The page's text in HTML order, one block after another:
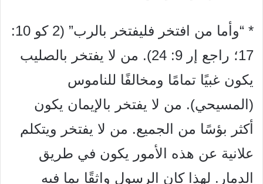
* “وأما من افتخر فليفتخر بالرب” (2 كو 10:
17؛ راجع إر 9: 24). من لا يفتخر بالصليب
يكون غبيًا تمامًا ومخالفًا للناموس
(المسيحي). من لا يفتخر بالإيمان يكون
أكثر بؤسًا من الجميع. من لا يفتخر ويتكلم
علانية عن هذه الأمور يكون في طريق
الدمار. لهذا كان الرسول واثقًا بما فيه